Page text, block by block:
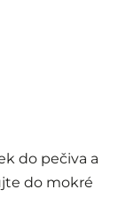
do pečiva a
do mokré